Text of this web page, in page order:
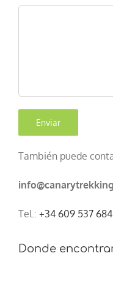
También puede
Tel.: +34 609 537 684
Donde